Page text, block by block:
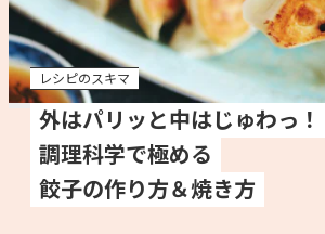
レシピ
トーク
よくあるお問い合わせ
レシピのスキマ
外はパリッと中はじゅわっ！
調理科学で極める
餃子の作り方＆焼き方